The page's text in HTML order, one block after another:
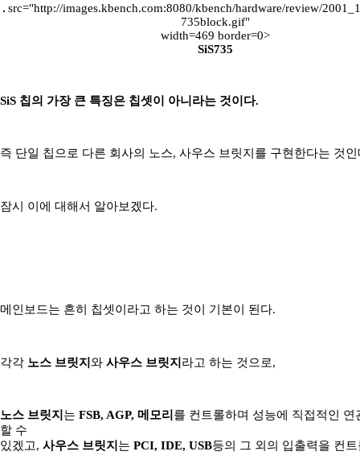
src="http://images.kbench.com:8080/kbench/hardware/review/
735block.gif"
width=469 border=0>
SiS735
SiS 칩의 가장 큰 특징은 칩셋이 아니라는 것이다.
즉 단일 칩으로 다른 회사의 노스, 사우스 브릿지를 구현한다는 것인
잠시 이에 대해서 알아보겠다.
메인보드는 흔히 칩셋이라고 하는 것이 기본이 된다.
각각 노스 브릿지와 사우스 브릿지라고 하는 것으로,
노스 브릿지 는 FSB, AGP, 메모리 를 컨트롤하며 성능에 직접적인 연
할 수
있겠고, 사우스 브릿지 는 PCI, IDE, USB등의 그 외의 입출력을 컨